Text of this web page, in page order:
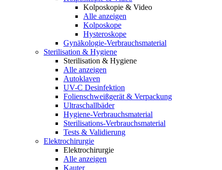
Kolposkopie & Video
Alle anzeigen
Kolposkope
Hysteroskope
Gynäkologie-Verbrauchsmaterial
Sterilisation & Hygiene
Sterilisation & Hygiene
Alle anzeigen
Autoklaven
UV-C Desinfektion
Folienschweißgerät & Verpackung
Ultraschallbäder
Hygiene-Verbrauchsmaterial
Sterilisations-Verbrauchsmaterial
Tests & Validierung
Elektrochirurgie
Elektrochirurgie
Alle anzeigen
Kauter